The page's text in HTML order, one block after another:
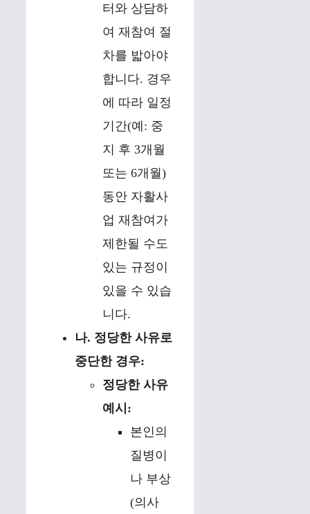
터와 상담하
여 재참여 절
차를 밟아야
합니다. 경우
에 따라 일정
기간(예: 중
지 후 3개월
또는 6개월)
동안 자활사
업 재참여가
제한될 수도
있는 규정이
있을 수 있습
니다.
나. 정당한 사유로
중단한 경우:
정당한 사유
예시:
본인의
질병이
나 부상
(의사